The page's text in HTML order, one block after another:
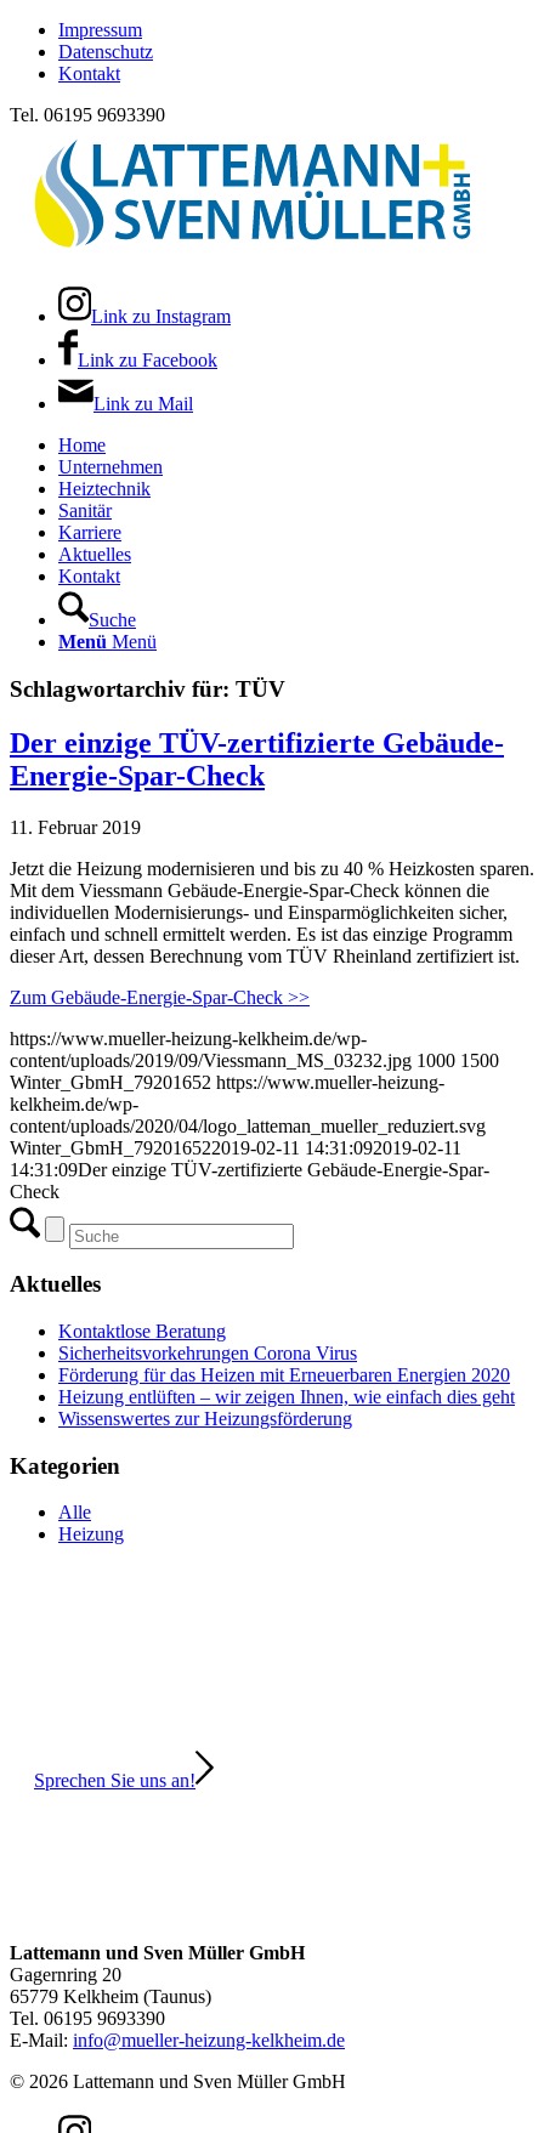
Impressum
Datenschutz
Kontakt
Tel. 06195 9693390
Link zu Instagram
Link zu Facebook
Link zu Mail
Home
Unternehmen
Heiztechnik
Sanitär
Karriere
Aktuelles
Kontakt
Suche
Menü Menü
Schlagwortarchiv für: TÜV
Der einzige TÜV-zertifizierte Gebäude-
Energie-Spar-Check
11. Februar 2019
Jetzt die Heizung modernisieren und bis zu 40 % Heizkosten sparen.
Mit dem Viessmann Gebäude-Energie-Spar-Check können die
individuellen Modernisierungs- und Einsparmöglichkeiten sicher,
einfach und schnell ermittelt werden. Es ist das einzige Programm
dieser Art, dessen Berechnung vom TÜV Rheinland zertifiziert ist.
Zum Gebäude-Energie-Spar-Check >>
https://www.mueller-heizung-kelkheim.de/wp-
content/uploads/2019/09/Viessmann_MS_03232.jpg 1000 1500
Winter_GbmH_79201652 https://www.mueller-heizung-
kelkheim.de/wp-
content/uploads/2020/04/logo_latteman_mueller_reduziert.svg
Winter_GbmH_792016522019-02-11 14:31:092019-02-11
14:31:09Der einzige TÜV-zertifizierte Gebäude-Energie-Spar-
Check
Aktuelles
Kontaktlose Beratung
Sicherheitsvorkehrungen Corona Virus
Förderung für das Hei­zen mit Er­neu­er­ba­ren Ener­gi­en 2020
Heizung entlüften – wir zeigen Ihnen, wie einfach dies geht
Wissenswertes zur Heizungsförderung
Kategorien
Alle
Heizung
Sprechen Sie uns an!
Lattemann und Sven Müller GmbH
Gagernring 20
65779 Kelkheim (Taunus)
Tel. 06195 9693390
E-Mail: info@mueller-heizung-kelkheim.de
© 2026 Lattemann und Sven Müller GmbH